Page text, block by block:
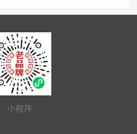
小程序